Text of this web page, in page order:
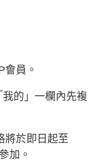
會員。
的」一欄內先複
將於即日起至
加。